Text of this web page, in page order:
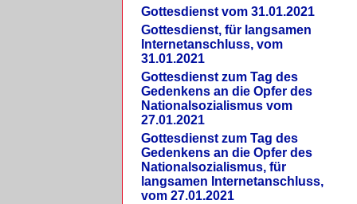
Gottesdienst vom 31.01.2021
Gottesdienst, für langsamen
Internetanschluss, vom
31.01.2021
Gottesdienst zum Tag des
Gedenkens an die Opfer des
Nationalsozialismus vom
27.01.2021
Gottesdienst zum Tag des
Gedenkens an die Opfer des
Nationalsozialismus, für
langsamen Internetanschluss,
vom 27.01.2021